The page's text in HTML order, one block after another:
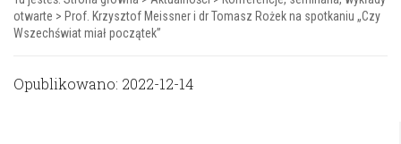
otwarte > Prof. Krzysztof Meissner i dr Tomasz Rożek na spotkaniu „Czy
Wszechświat miał początek”
Opublikowano: 2022-12-14